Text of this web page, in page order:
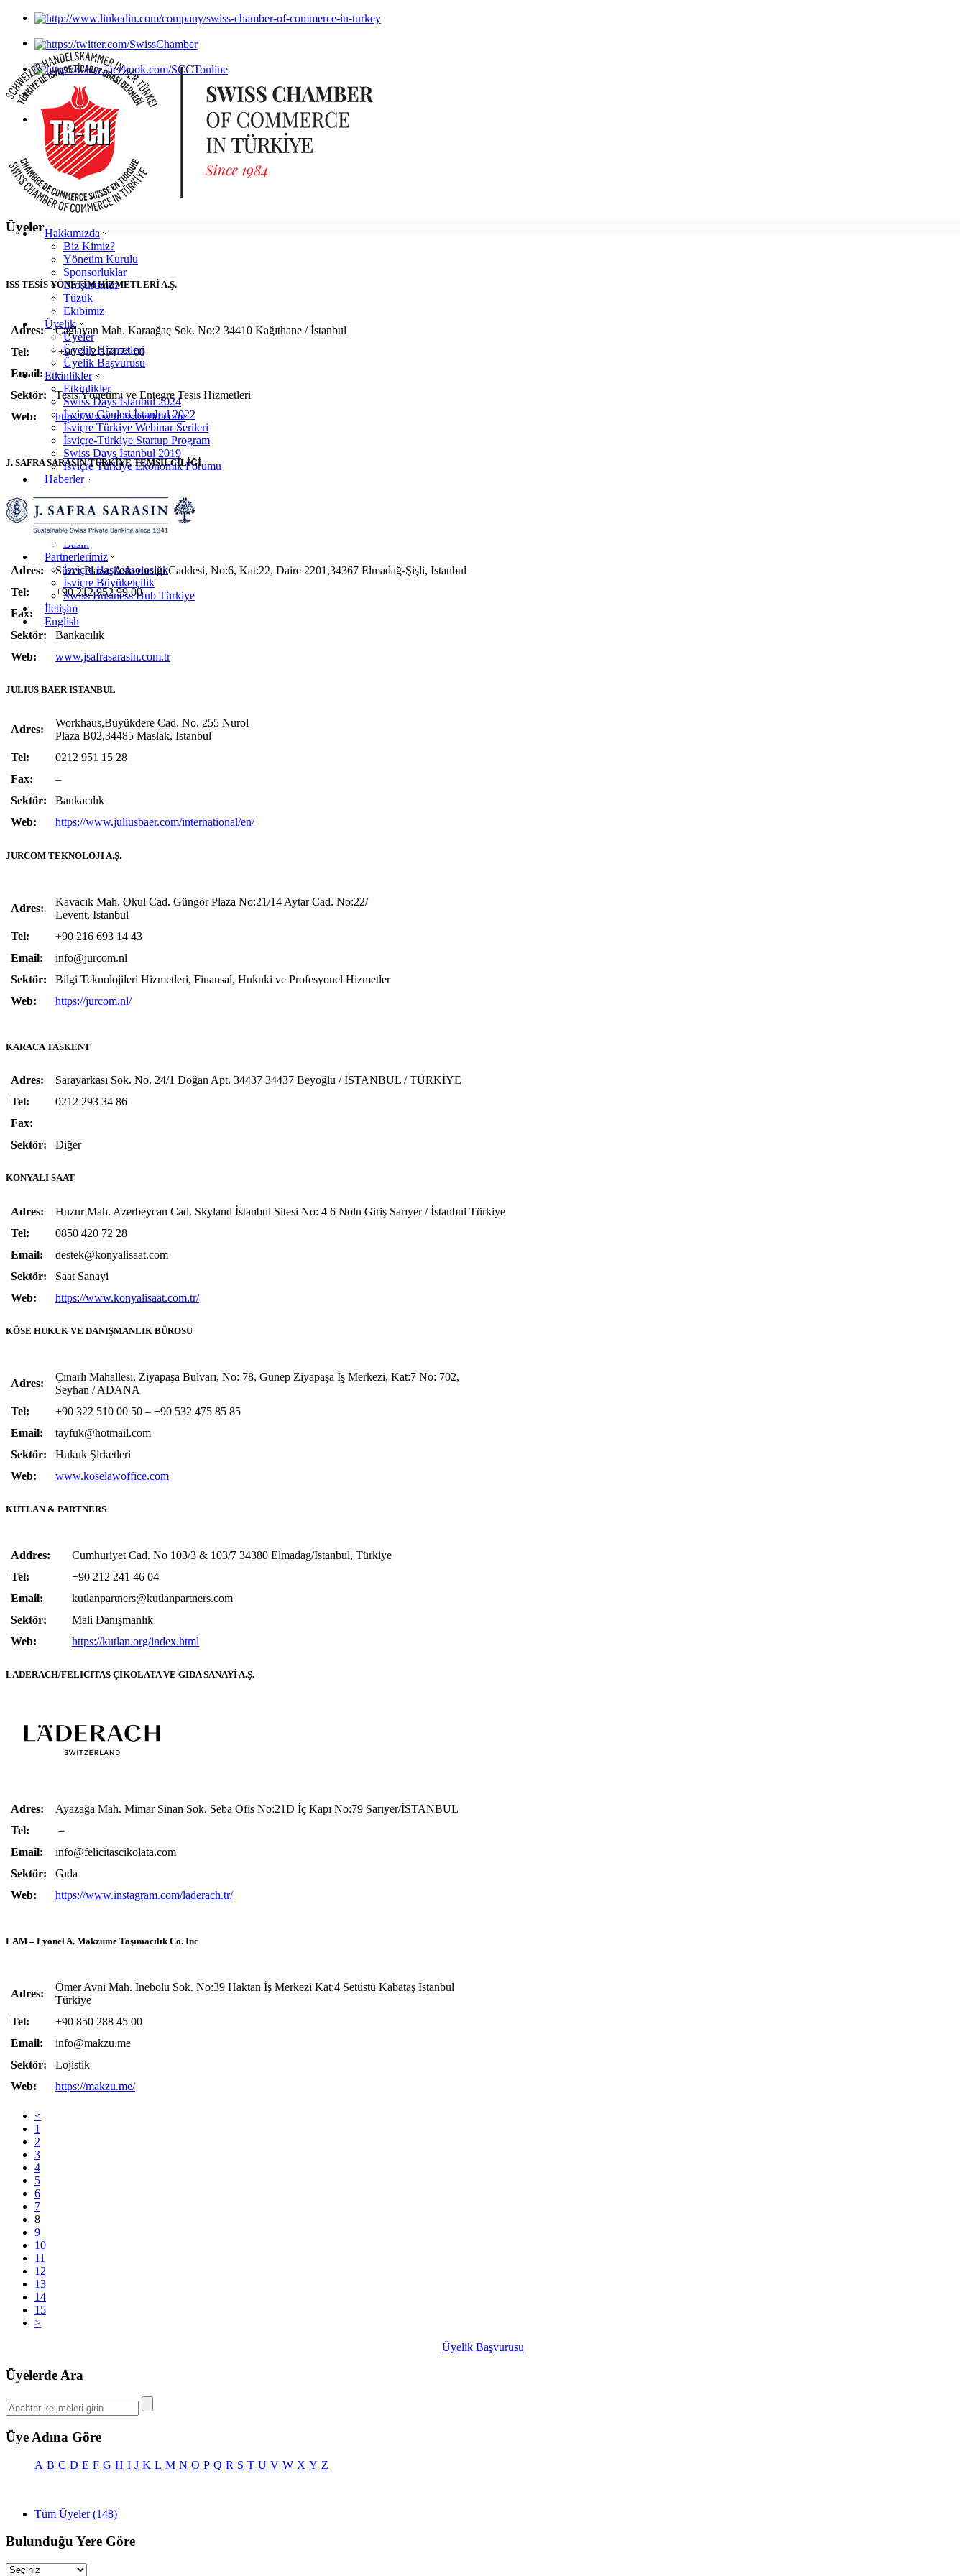
Hakkımızda
Biz Kimiz?
Yönetim Kurulu
Sponsorluklar
Broşürümüz
Tüzük
Ekibimiz
Üyelik
Üyeler
Üyelik Hizmetleri
Üyelik Başvurusu
Etkinlikler
Etkinlikler
Swiss Days İstanbul 2024
İsviçre Günleri İstanbul 2022
İsviçre Türkiye Webinar Serileri
İsviçre-Türkiye Startup Program
Swiss Days İstanbul 2019
İsviçre Türkiye Ekonomik Forumu
Haberler
Bülten
Forum Dergisi
Üye Haberleri
Basın
Partnerlerimiz
İsviçre Başkonsolosluk
İsviçre Büyükelçilik
Swiss Business Hub Türkiye
İletişim
English
Üyeler
ISS TESİS YÖNETİM HİZMETLERİ A.Ş.
Adres:
Çağlayan Mah. Karaağaç Sok. No:2 34410 Kağıthane / İstanbul
Tel:
+90 212 354 74 00
Email:
–
Sektör:
Tesis Yönetimi ve Entegre Tesis Hizmetleri
Web:
https://www.tr.issworld.com/
J. SAFRA SARASIN TÜRKİYE TEMSİLCİLİĞİ
Adres:
Süzer Plaza, Askerocağı Caddesi, No:6, Kat:22, Daire 2201,34367 Elmadağ-Şişli, Istanbul
Tel:
+90 212 952 99 00
Fax:
–
Sektör:
Bankacılık
Web:
www.jsafrasarasin.com.tr
JULIUS BAER ISTANBUL
Adres:
Workhaus,Büyükdere Cad. No. 255 Nurol
Plaza B02,34485 Maslak, Istanbul
Tel:
0212 951 15 28
Fax:
–
Sektör:
Bankacılık
Web:
https://www.juliusbaer.com/international/en/
JURCOM TEKNOLOJI A.Ş.
Adres:
Kavacık Mah. Okul Cad. Güngör Plaza No:21/14 Aytar Cad. No:22/
Levent, Istanbul
Tel:
+90 216 693 14 43
Email:
info@jurcom.nl
Sektör:
Bilgi Teknolojileri Hizmetleri, Finansal, Hukuki ve Profesyonel Hizmetler
Web:
https://jurcom.nl/
KARACA TASKENT
Adres:
Sarayarkası Sok. No. 24/1 Doğan Apt. 34437 34437 Beyoğlu / İSTANBUL / TÜRKİYE
Tel:
0212 293 34 86
Fax:
Sektör:
Diğer
KONYALI SAAT
Adres:
Huzur Mah. Azerbeycan Cad. Skyland İstanbul Sitesi No: 4 6 Nolu Giriş Sarıyer / İstanbul Türkiye
Tel:
0850 420 72 28
Email:
destek@konyalisaat.com
Sektör:
Saat Sanayi
Web:
https://www.konyalisaat.com.tr/
KÖSE HUKUK VE DANIŞMANLIK BÜROSU
Adres:
Çınarlı Mahallesi, Ziyapaşa Bulvarı, No: 78, Günep Ziyapaşa İş Merkezi, Kat:7 No: 702,
Seyhan / ADANA
Tel:
+90 322 510 00 50 – +90 532 475 85 85
Email:
tayfuk@hotmail.com
Sektör:
Hukuk Şirketleri
Web:
www.koselawoffice.com
KUTLAN & PARTNERS
Addres: Cumhuriyet Cad. No 103/3 & 103/7 34380 Elmadag/Istanbul, Türkiye
Tel:
+90 212 241 46 04
Email:
kutlanpartners@kutlanpartners.com
Sektör:
Mali Danışmanlık
Web:
https://kutlan.org/index.html
LADERACH/FELICITAS ÇİKOLATA VE GIDA SANAYİ A.Ş.
Adres:
Ayazağa Mah. Mimar Sinan Sok. Seba Ofis No:21D İç Kapı No:79 Sarıyer/İSTANBUL
Tel:
–
Email:
info@felicitascikolata.com
Sektör:
Gıda
Web:
https://www.instagram.com/laderach.tr/
LAM – Lyonel A. Makzume Taşımacılık Co. Inc
Adres:
Ömer Avni Mah. İnebolu Sok. No:39 Haktan İş Merkezi Kat:4 Setüstü Kabataş İstanbul
Türkiye
Tel:
+90 850 288 45 00
Email:
info@makzu.me
Sektör:
Lojistik
Web:
https://makzu.me/
<
1
2
3
4
5
6
7
8
9
10
11
12
13
14
15
>
Üyelik Başvurusu
Üyelerde Ara
Üye Adına Göre
A B C D E F G H I J K L M N O P Q R S T U V W X Y Z
Tüm Üyeler (148)
Bulunduğu Yere Göre